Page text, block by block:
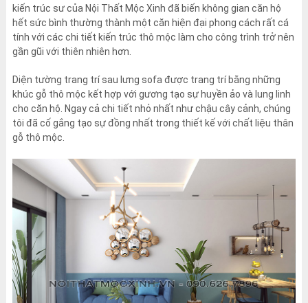
kiến trúc sư của Nội Thất Mộc Xinh đã biến không gian căn hộ
hết sức bình thường thành một căn hiện đại phong cách rất cá
tính với các chi tiết kiến trúc thô mộc làm cho công trình trở nên
gần gũi với thiên nhiên hơn.
Diện tường trang trí sau lưng sofa được trang trí bằng những
khúc gỗ thô mộc kết hợp với gương tạo sự huyền ảo và lung linh
cho căn hộ. Ngay cả chi tiết nhỏ nhất như chậu cây cảnh, chúng
tôi đã cố gắng tạo sự đồng nhất trong thiết kế với chất liệu thân
gỗ thô mộc.